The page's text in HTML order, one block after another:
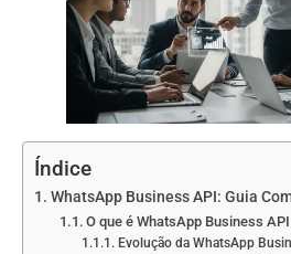
Índice
WhatsApp Business API: Guia
O que é WhatsApp Business API
Evolução da WhatsApp